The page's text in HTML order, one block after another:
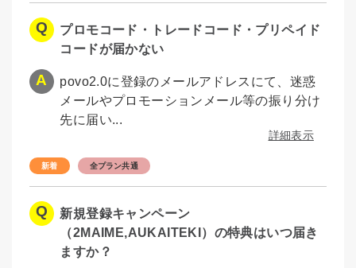
プロモコード・トレードコード・プリペイド
コードが届かない
povo2.0に登録のメールアドレスにて、迷惑
メールやプロモーションメール等の振り分け
先に届い...
詳細表示
全プラン共通
新規登録キャンペーン
（2MAIME,AUKAITEKI）の特典はいつ届き
ますか？